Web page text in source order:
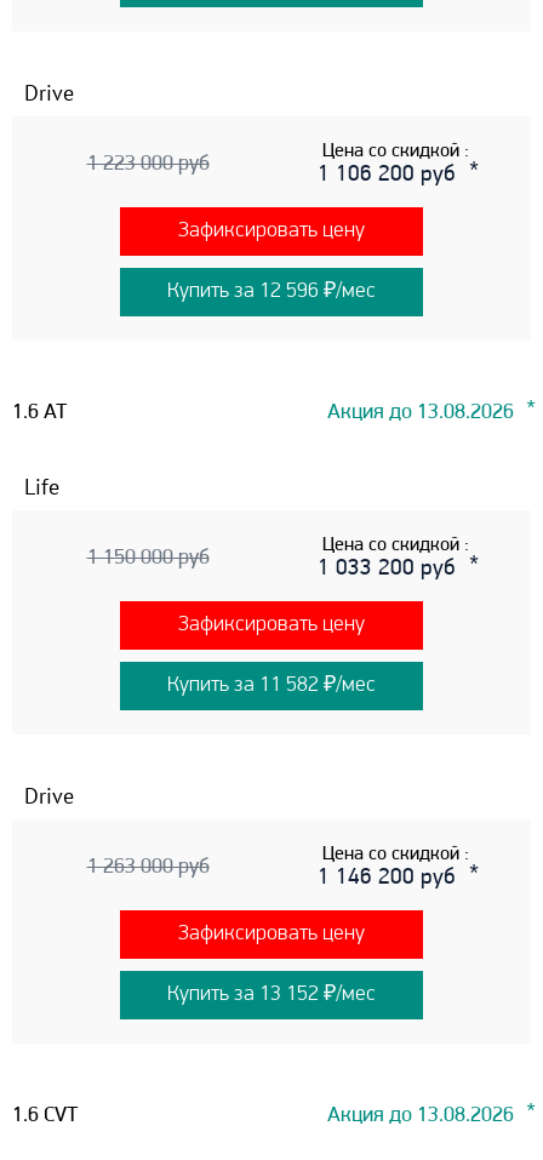
Drive
1 223 000 руб
Цена со скидкой :
1 106 200 руб
Зафиксировать цену
Купить за 12 596 ₽/мес
1.6 AT Акция до 13.08.2026
Life
1 150 000 руб
Цена со скидкой :
1 033 200 руб
Зафиксировать цену
Купить за 11 582 ₽/мес
Drive
1 263 000 руб
Цена со скидкой :
1 146 200 руб
Зафиксировать цену
Купить за 13 152 ₽/мес
1.6 CVT Акция до 13.08.2026